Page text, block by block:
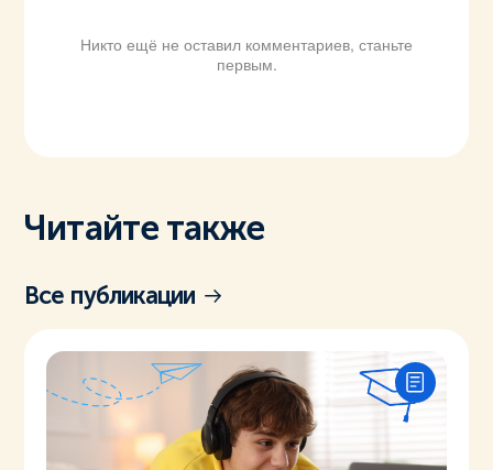
Никто ещё не оставил комментариев, станьте
первым.
Читайте также
Все публикации